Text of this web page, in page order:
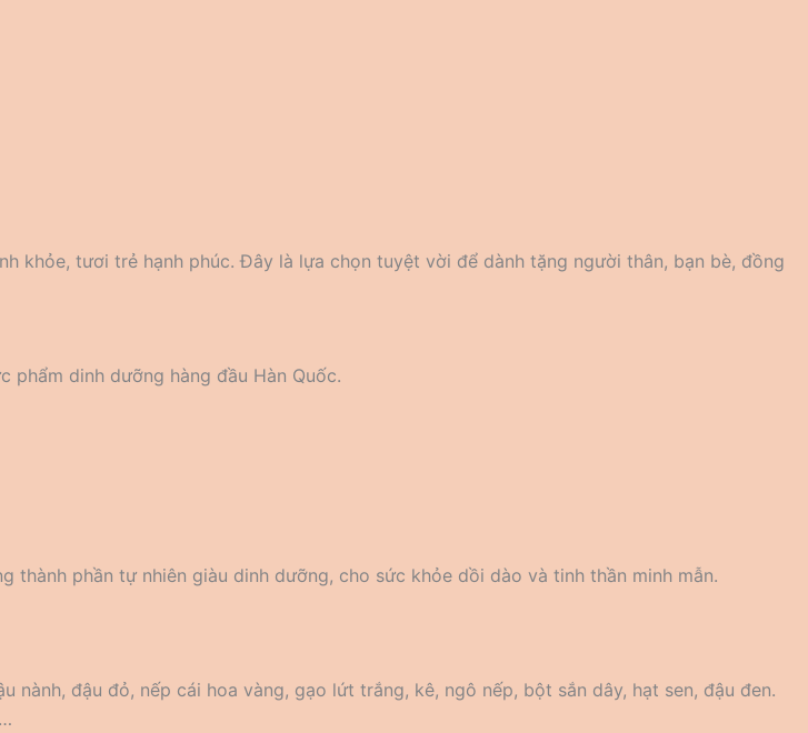
khỏe, tươi trẻ hạnh phúc. Đây là lựa chọn tuyệt vời để dành tặng người thân, bạn bè, đồng
phẩm dinh dưỡng hàng đầu Hàn Quốc.
phần tự nhiên giàu dinh dưỡng, cho sức khỏe dồi dào và tinh thần minh mẫn.
nành, đậu đỏ, nếp cái hoa vàng, gạo lứt trắng, kê, ngô nếp, bột sắn dây, hạt sen, đậu đen.